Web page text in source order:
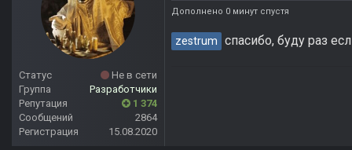
Статус
Не в сети
Группа
Разработчики
Репутация
1 374
Сообщений
2864
Регистрация
15.08.2020
Дополнено 0 минут спустя
zestrum спасибо, буду раз